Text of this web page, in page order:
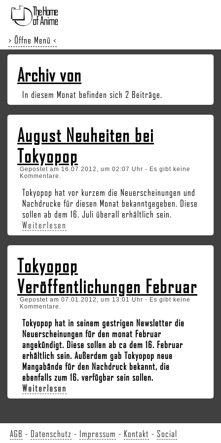
> Öffne Menü <
Archiv von
In diesem Monat befinden sich 2 Beiträge.
August Neuheiten bei
Tokyopop
Gepostet am 16.07.2012, um 02:07 Uhr - Es gibt keine
Kommentare.
Tokyopop hat vor kurzem die Neuerscheinungen und
Nachdrucke für diesen Monat bekanntgegeben. Diese
sollen ab dem 16. Juli überall erhältlich sein.
Weiterlesen
Tokyopop
Veröffentlichungen Februar
Gepostet am 07.01.2012, um 13:01 Uhr - Es gibt keine
Kommentare.
Tokyopop hat in seinem gestrigen Newsletter die
Neuerscheinungen für den monat Februar
angekündigt. Diese sollen ab ca dem 16. Februar
erhältlich sein. Außerdem gab Tokyopop neue
Mangabände für den Nachdruck bekannt, die
ebenfalls zum 16. verfügbar sein sollen.
Weiterlesen
AGB - Datenschutz - Impressum - Kontakt - Social